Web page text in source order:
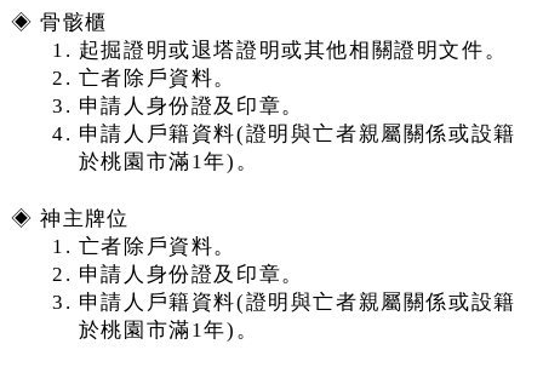
◈ 骨骸櫃
起掘證明或退塔證明或其他相關證明文件。
亡者除戶資料。
申請人身份證及印章。
申請人戶籍資料(證明與亡者親屬關係或設籍
於桃園市滿1年)。
◈ 神主牌位
亡者除戶資料。
申請人身份證及印章。
申請人戶籍資料(證明與亡者親屬關係或設籍
於桃園市滿1年)。